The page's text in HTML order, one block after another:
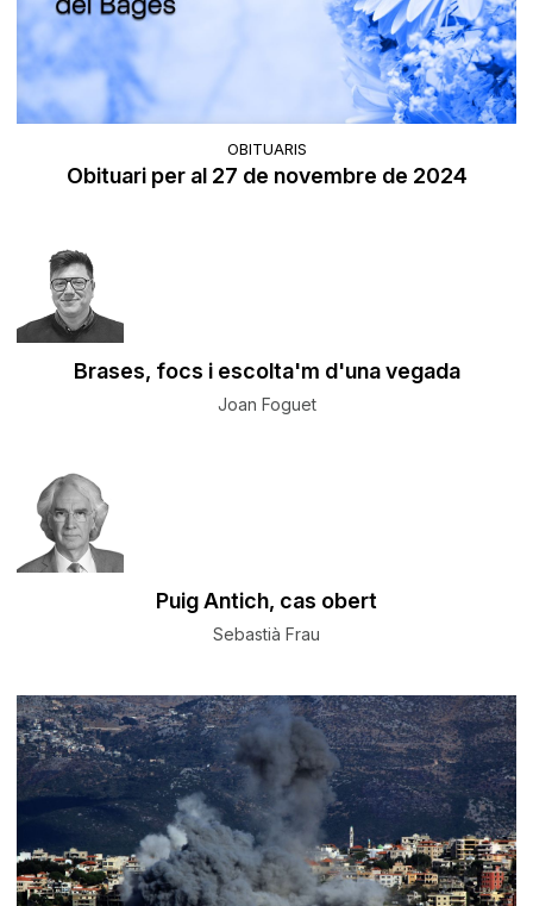
OBITUARIS
Obituari per al 27 de novembre de 2024
Brases, focs i escolta'm d'una vegada
Joan Foguet
Puig Antich, cas obert
Sebastià Frau